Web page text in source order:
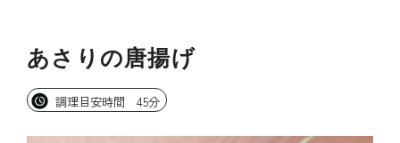
あさりの唐揚げ
調理目安時間 45分